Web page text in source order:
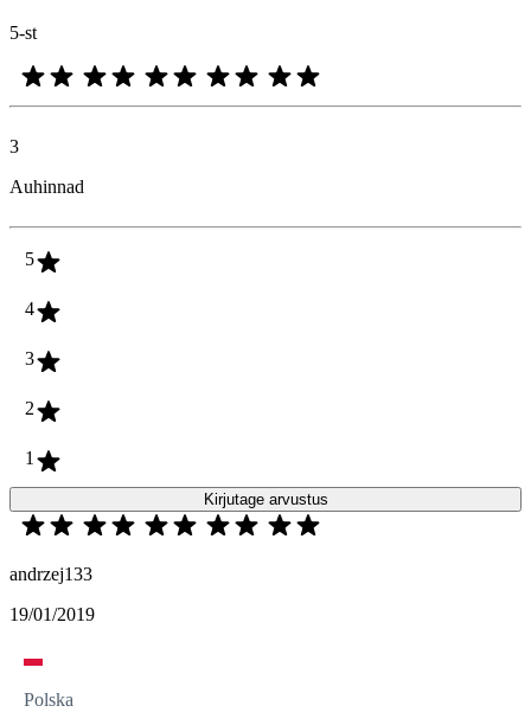
5-st
3
Auhinnad
5
4
3
2
1
Kirjutage arvustus
andrzej133
19/01/2019
Polska